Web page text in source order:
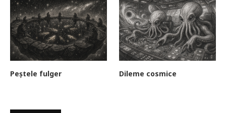
Peștele fulger Dileme cosmice